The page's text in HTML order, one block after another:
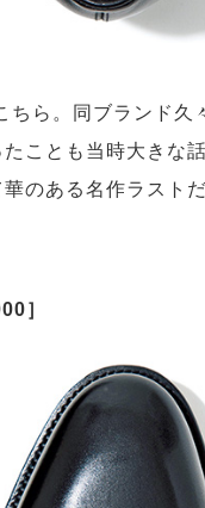
ちら。同ブランド
ことも当時大きな
のある名作ラストだ
］